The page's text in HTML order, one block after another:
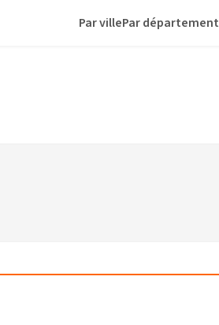
Par villePar département